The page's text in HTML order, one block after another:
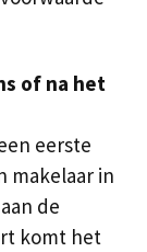
of na het
eerste
makelaar in
de
komt het